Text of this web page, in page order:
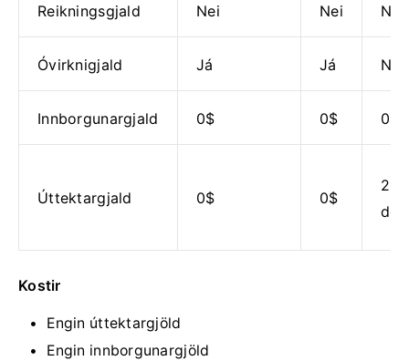
Reikningsgjald Nei Nei Nei
Óvirknigjald Já Já Nei
Innborgunargjald 0$ 0$ 0$
Úttektargjald 0$ 0$
25
Kostir
Engin úttektargjöld
Engin innborgunargjöld